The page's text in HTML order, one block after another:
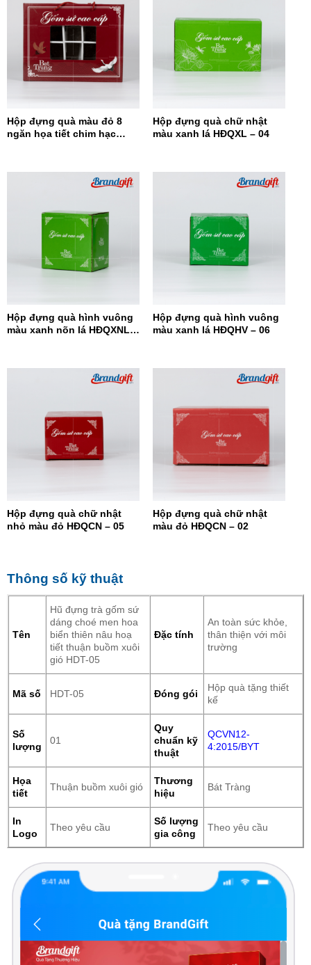
Hộp đựng quà màu đỏ 8
ngăn họa tiết chim hạc
Hộp đựng quà chữ nhật
màu xanh lá HĐQXL – 04
Hộp đựng quà hình vuông
màu xanh nõn lá HĐQXNL –
Hộp đựng quà hình vuông
màu xanh lá HĐQHV – 06
Hộp đựng quà chữ nhật
nhỏ màu đỏ HĐQCN – 05
Hộp đựng quà chữ nhật
màu đỏ HĐQCN – 02
Thông số kỹ thuật
Tên
Hũ đựng trà gốm sứ
dáng choé men hoa
biển thiên nâu hoạ
tiết thuận buồm xuôi
gió HDT-05
Đặc tính
An toàn sức khỏe,
thân thiện với môi
trường
Mã số HDT-05 Đóng gói
Hộp quà tặng thiết
kế
Số
lượng
01
Quy
chuẩn kỹ
thuật
QCVN12-
4:2015/BYT
Họa
tiết
Thuận buồm xuôi gió
Thương
hiệu
Bát Tràng
In
Logo
Theo yêu cầu
Số lượng
gia công
Theo yêu cầu